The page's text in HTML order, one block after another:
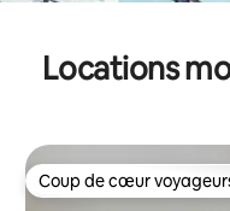
Locations
Coup de cœur
Coup de cœur